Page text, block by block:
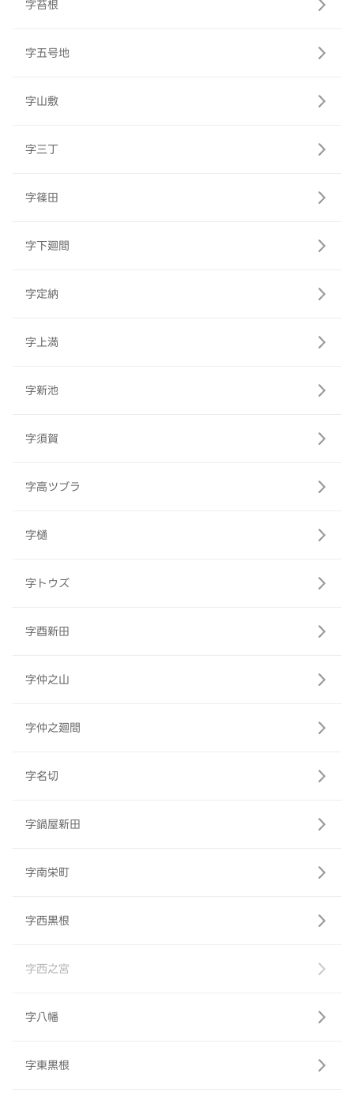
字苔根
字五号地
字山敷
字三丁
字篠田
字下廻間
字定納
字上満
字新池
字須賀
字高ツブラ
字樋
字トウズ
字酉新田
字仲之山
字仲之廻間
字名切
字鍋屋新田
字南栄町
字西黒根
字西之宮
字八幡
字東黒根